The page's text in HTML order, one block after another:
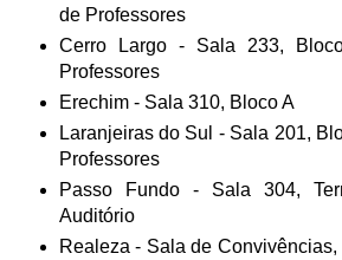
de Professores
Cerro Largo - Sala 233,
Professores
Erechim - Sala 310, Bloco A
Laranjeiras do Sul - Sala 201,
Professores
Passo Fundo - Sala 304,
Auditório
Realeza - Sala de